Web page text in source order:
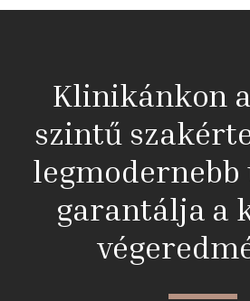
Klinikánkon
szintű
garantálja a